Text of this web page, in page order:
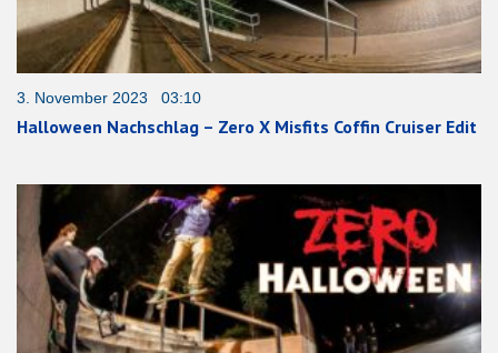
3. November 2023 03:10
Halloween Nachschlag – Zero X Misfits Coffin Cruiser Edit